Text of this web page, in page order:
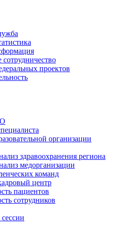
проектов
организации
здравоохранения региона
медорганизации
команд
центр
пациентов
сотрудников